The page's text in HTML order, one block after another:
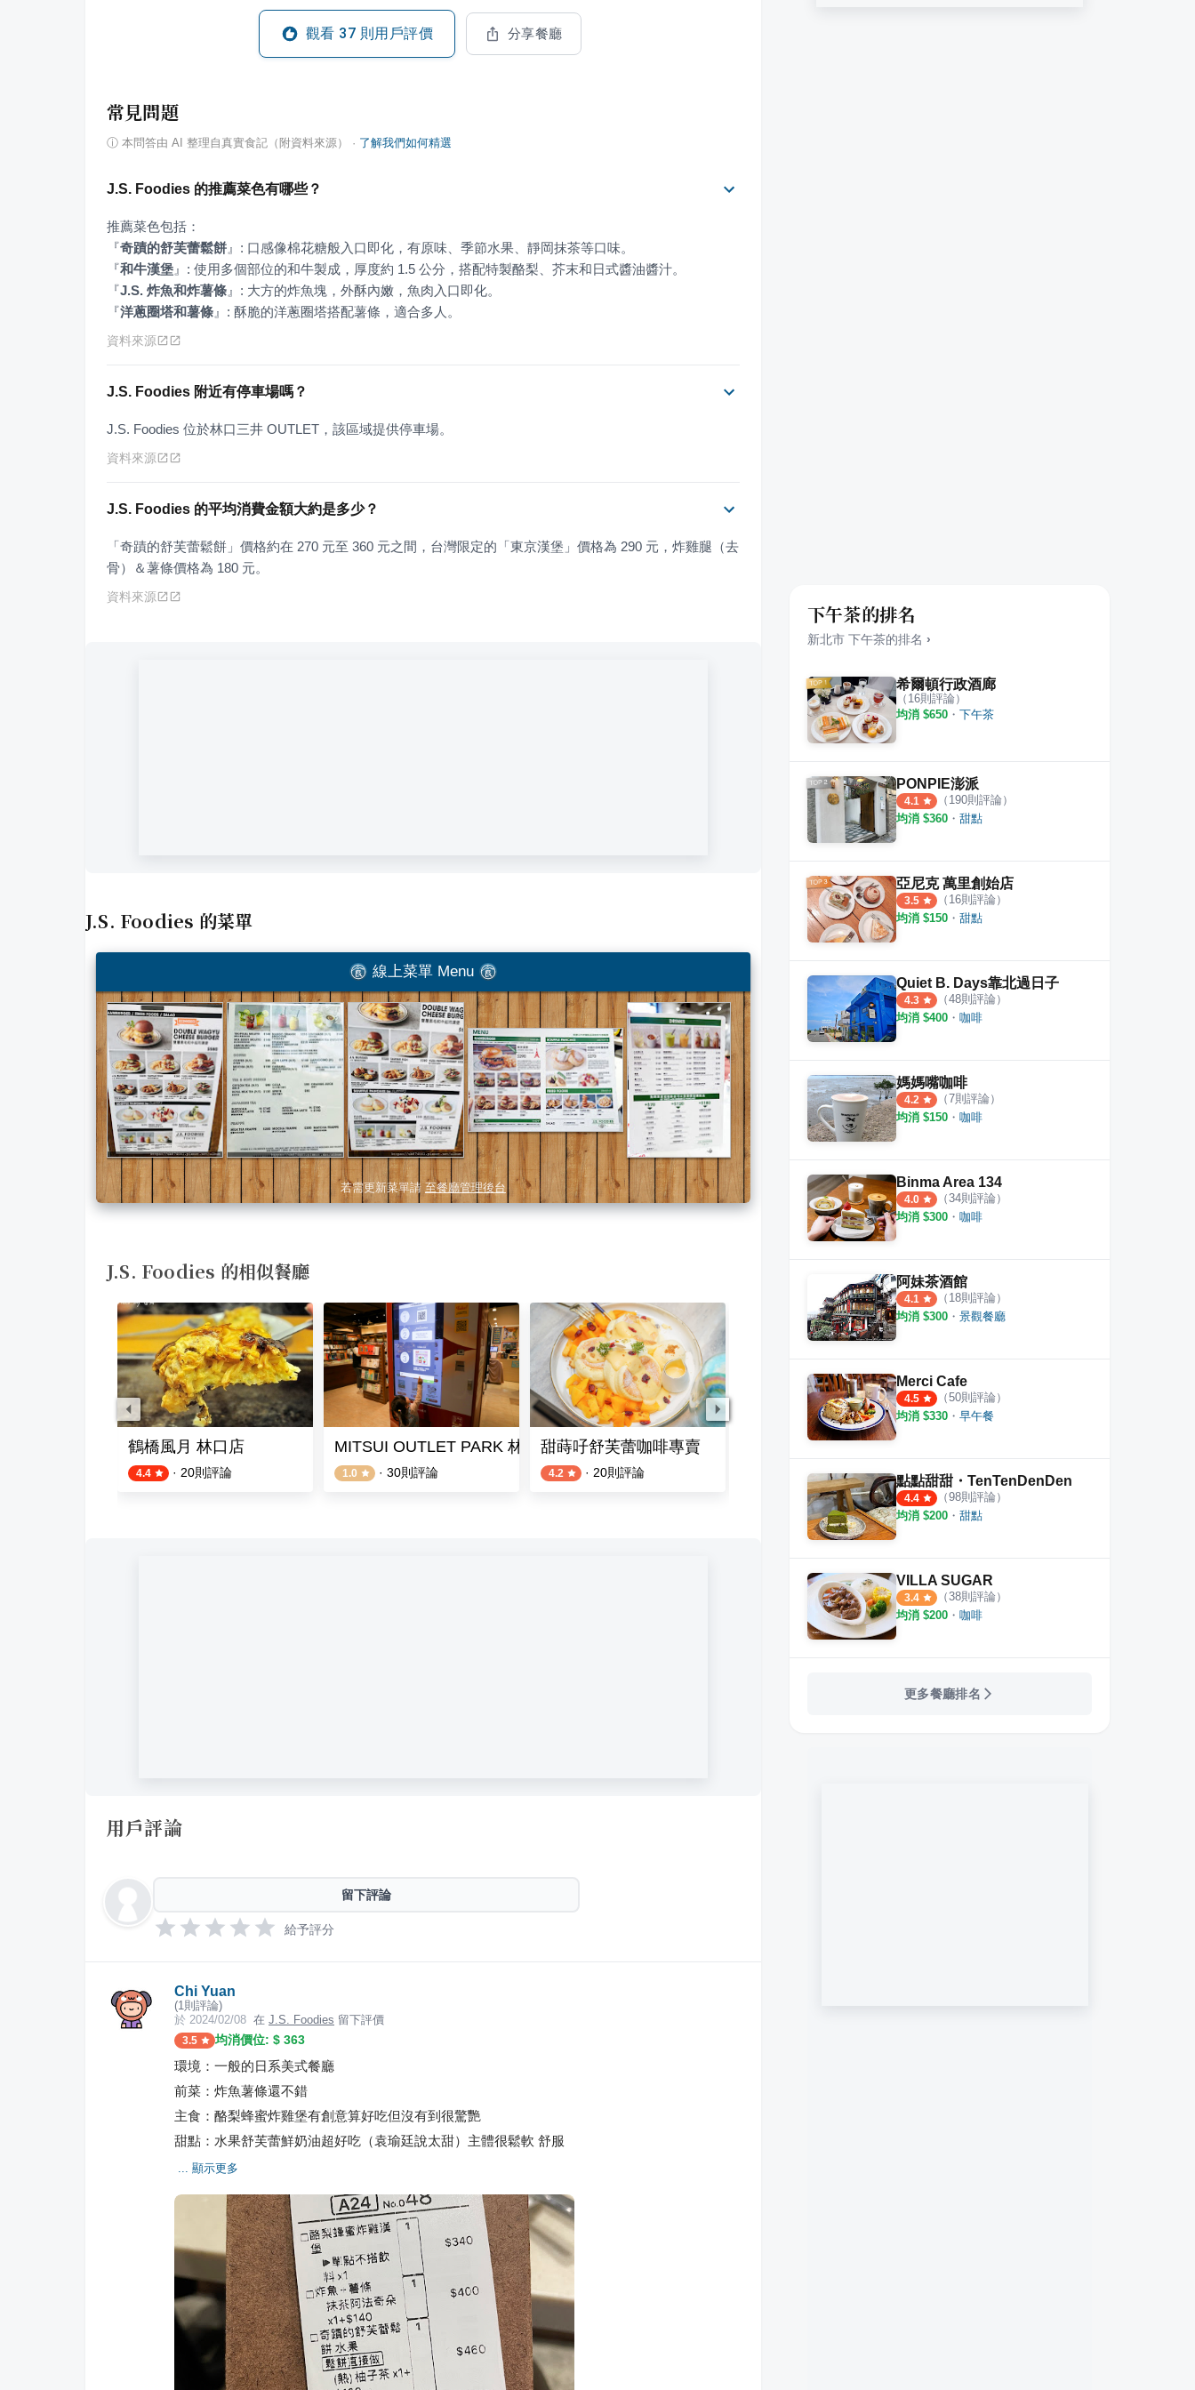
觀看 37 則用戶評價 分享餐廳
常見問題
ⓘ 本問答由 AI 整理自真實食記（附資料來源） · 了解我們如何精選
J.S. Foodies 的推薦菜色有哪些？
『奇蹟的舒芙蕾鬆餅 』
『和牛漢堡 』
『J.S. 炸魚和炸薯條 』
『洋蔥圈塔和薯條 』 : 酥脆的洋蔥圈塔搭配薯條，適合多人。
資料來源
J.S. Foodies 附近有停車場嗎？
J.S. Foodies 位於林口三井 OUTLET，該區域提供停車場。
資料來源
J.S. Foodies 的平均消費金額大約是多少？
「奇蹟的舒芙蕾鬆餅」價格約在 270 元至 360 元之間，台灣限定的「東京漢堡」價格為 290 元，炸雞腿（去
骨）＆薯條價格為 180 元。
資料來源
J.S. Foodies 的菜單
線上菜單 Menu
若需更新菜單請 至餐廳管理後台
J.S. Foodies 的相似餐廳
美式廚房 林口三井店鶴橋風月 林口店
4.4 · 20則評論
MITSUI OUTLET PARK 林口三井
1.0 · 30則評論
甜蒔吇舒芙蕾咖啡專賣
4.2 · 20則評論
八條壽司
39則評論 4.3 · 36則評論
用戶評論
留下評論
給予評分
Chi Yuan
(1 則評論)
於 2024/02/08 在 J.S. Foodies 留下評價
3.5 均消價位: $ 363
環境：一般的日系美式餐廳
前菜：炸魚薯條還不錯
主食：酪梨蜂蜜炸雞堡有創意算好吃但沒有到很驚艷
甜點：水果舒芙蕾鮮奶油超好吃（袁瑜廷說太甜）主體很鬆軟 舒服
... 顯示更多
下午茶的排名
新北市 下午茶的排名 ›
希爾頓行政酒廊
（ 16則評論）
均消 $650 ・ 下午茶
PONPIE澎派
4.1 （ 190則評論）
均消 $360 ・ 甜點
亞尼克 萬里創始店
3.5 （ 16則評論）
均消 $150 ・ 甜點
Quiet B. Days靠北過日子
4.3 （48則評論）
均消 $400 ・ 咖啡
媽媽嘴咖啡
4.2 （7則評論）
均消 $150 ・ 咖啡
Binma Area 134
4.0 （34則評論）
均消 $300 ・ 咖啡
阿妹茶酒館
4.1 （ 18則評論）
均消 $300 ・ 景觀餐廳
Merci Cafe
4.5 （50則評論）
均消 $330 ・ 早午餐
點點甜甜・TenTenDenDen
4.4 （98則評論）
均消 $200 ・ 甜點
VILLA SUGAR
3.4 （38則評論）
均消 $200 ・ 咖啡
更多餐廳排名